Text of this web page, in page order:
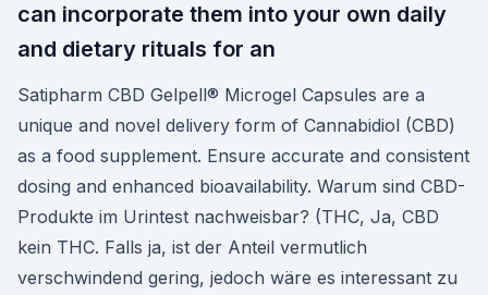
can incorporate them into your own daily
and dietary rituals for an
Satipharm CBD Gelpell® Microgel Capsules are a
unique and novel delivery form of Cannabidiol (CBD)
as a food supplement. Ensure accurate and consistent
dosing and enhanced bioavailability. Warum sind CBD-
Produkte im Urintest nachweisbar? (THC, Ja, CBD
kein THC. Falls ja, ist der Anteil vermutlich
verschwindend gering, jedoch wäre es interessant zu